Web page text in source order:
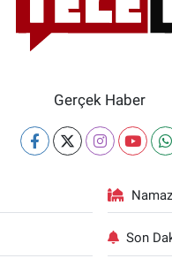
Gerçek Haber
Son